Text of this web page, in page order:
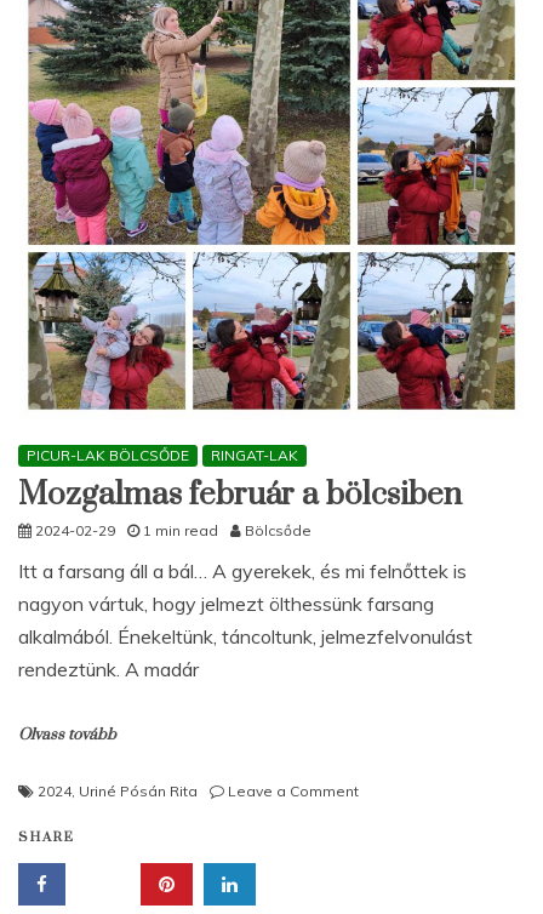
PICUR-LAK BÖLCSŐDE RINGAT-LAK
Mozgalmas február a bölcsiben
2024-02-29 1 min read Bölcsőde
Itt a farsang áll a bál… A gyerekek, és mi felnőttek is
nagyon vártuk, hogy jelmezt ölthessünk farsang
alkalmából. Énekeltünk, táncoltunk, jelmezfelvonulást
rendeztünk. A madár
Olvass tovább
2024, Uriné Pósán Rita Leave a Commenton
SHARE